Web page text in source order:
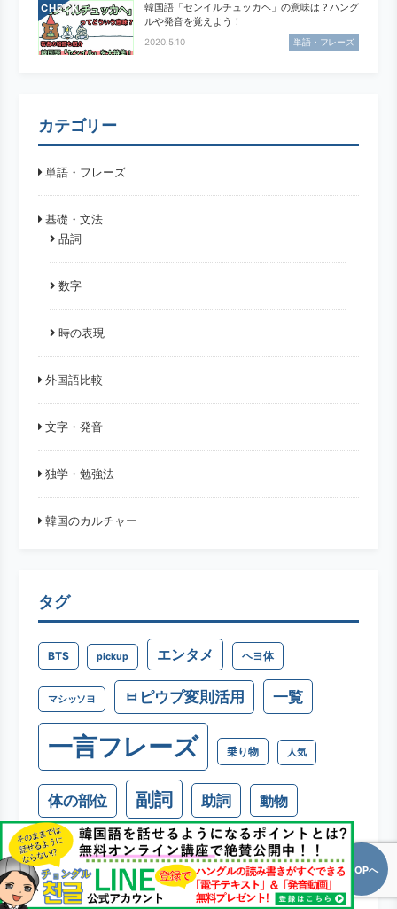
CHECK
韓国語「センイルチュッカヘ」の意味は？ハング
ルや発音を覚えよう！
2020.5.10 単語・フレーズ
カテゴリー
単語・フレーズ
基礎・文法
品詞
数字
時の表現
外国語比較
文字・発音
独学・勉強法
韓国のカルチャー
タグ
BTS pickup エンタメ ヘヨ体
マシッソヨ ㅂピウプ変則活用 一覧
一言フレーズ 乗り物 人気
体の部位 副詞 助詞 動物
動詞 名詞 否定形 呼び方
TOPへ